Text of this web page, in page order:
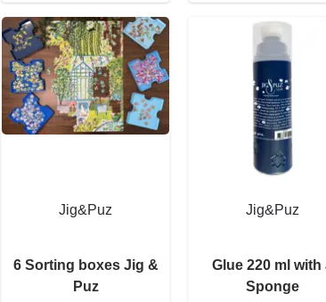
Jig&Puz
6 Sorting boxes Jig &
Puz
Jig&Puz
Glue 220 ml with
Sponge